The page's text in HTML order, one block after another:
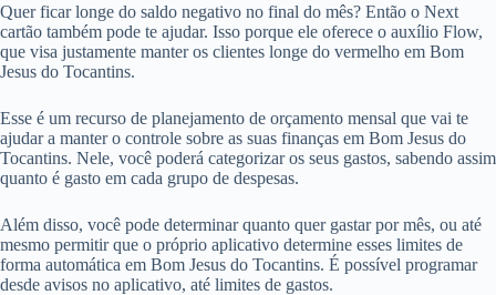
Quer ficar longe do saldo negativo no final do mês? Então o Next
cartão também pode te ajudar. Isso porque ele oferece o auxílio Flow,
que visa justamente manter os clientes longe do vermelho em Bom
Jesus do Tocantins.
Esse é um recurso de planejamento de orçamento mensal que vai te
ajudar a manter o controle sobre as suas finanças em Bom Jesus do
Tocantins. Nele, você poderá categorizar os seus gastos, sabendo assim
quanto é gasto em cada grupo de despesas.
Além disso, você pode determinar quanto quer gastar por mês, ou até
mesmo permitir que o próprio aplicativo determine esses limites de
forma automática em Bom Jesus do Tocantins. É possível programar
desde avisos no aplicativo, até limites de gastos.